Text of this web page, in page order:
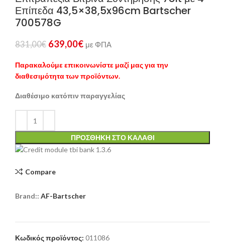
Επίπεδα 43,5×38,5x96cm Bartscher
700578G
831,00€ 639,00€ με ΦΠΑ
Παρακαλούμε επικοινωνίστε μαζί μας για την
διαθεσιμότητα των προϊόντων.
Διαθέσιμο κατόπιν παραγγελίας
ΠΡΟΣΘΉΚΗ ΣΤΟ ΚΑΛΆΘΙ
Compare
Brand:: AF-Bartscher
Κωδικός προϊόντος: 011086